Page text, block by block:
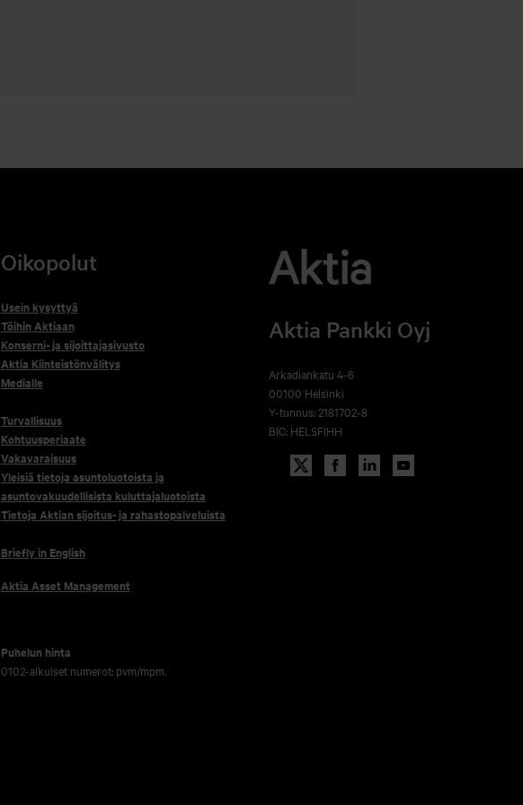
Oikopolut
Usein kysyttyä
Töihin Aktiaan
Konserni- ja sijoittajasivusto
Aktia Kiinteistönvälitys
Medialle
Turvallisuus
Kohtuusperiaate
Vakavaraisuus
Yleisiä tietoja asuntoluotoista ja
asuntovakuudellisista kuluttajaluotoista
Tietoja Aktian sijoitus- ja rahastopalveluista
Briefly in English
Aktia Asset Management
Puhelun hinta
0102-alkuiset numerot: pvm/mpm.
Aktia Pankki Oyj
Arkadiankatu 4-6
00100 Helsinki
Y-tunnus: 2181702-8
BIC: HELSFIHH